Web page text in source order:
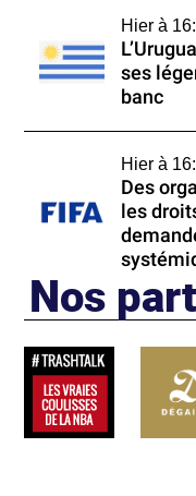
Hier à
ses
banc
Hier à
Des
les
Nos